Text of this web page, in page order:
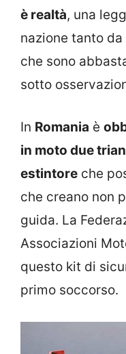
è realtà, una
nazione tanto
che sono
sotto
In Romania è
in moto due
estintore che
che creano non
guida. La
Associazioni
questo kit di
primo soccorso.